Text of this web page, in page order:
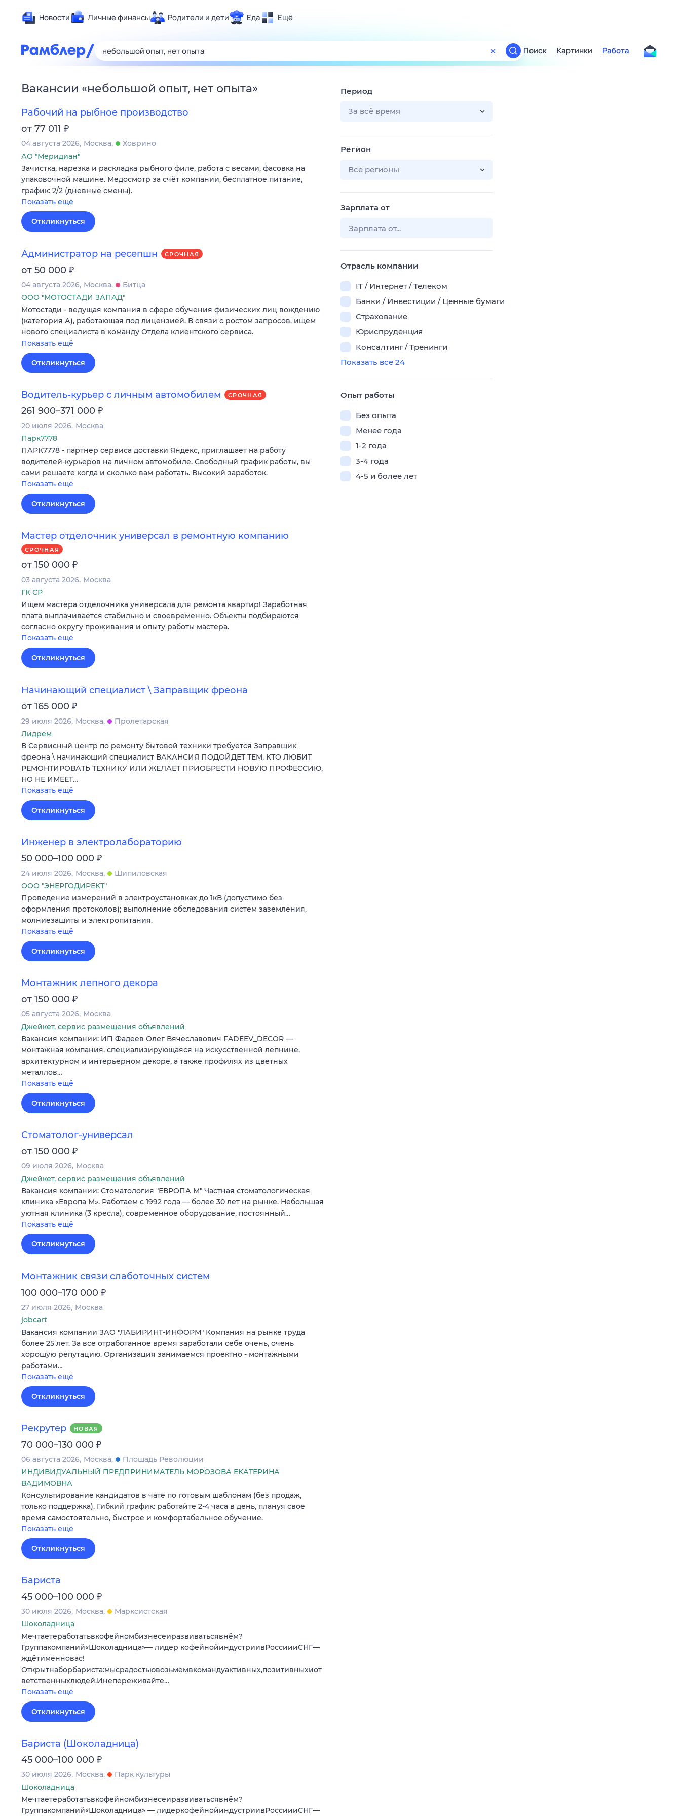
Новости Личные финансы Родители и дети Еда Ещё
Здоровье
Развлечения и отдых
Спорт
Карьера
Сберегаем вместе
Гороскопы
Поиск
ТВ-программа
Поиск Картинки Работа
Вакансии «небольшой опыт, нет опыта»
Рабочий на рыбное производство
от 77 011 ₽
04 августа 2026 Москва
Ховрино
АО "Меридиан"
Зачистка, нарезка и раскладка рыбного филе, работа с весами, фасовка на
упаковочной машине. Медосмотр за счёт компании, бесплатное питание,
график: 2/2 (дневные смены).
Показать ещё
Откликнуться
Администратор на ресепшн СРОЧНАЯ
от 50 000 ₽
04 августа 2026 Москва
Битца
ООО "МОТОСТАДИ ЗАПАД"
Мотостади - ведущая компания в сфере обучения физических лиц вождению
(категория А), работающая под лицензией. В связи с ростом запросов, ищем
нового специалиста в команду Отдела клиентского сервиса.
Показать ещё
Откликнуться
Водитель-курьер с личным автомобилем СРОЧНАЯ
261 900–371 000 ₽
20 июля 2026 Москва
Парк7778
ПАРК7778 - партнер сервиса доставки Яндекс, приглашает на работу
водителей-курьеров на личном автомобиле. Свободный график работы, вы
сами решаете когда и сколько вам работать. Высокий заработок.
Показать ещё
Откликнуться
Мастер отделочник универсал в ремонтную компанию
СРОЧНАЯ
от 150 000 ₽
03 августа 2026 Москва
ГК СР
Ищем мастера отделочника универсала для ремонта квартир! Заработная
плата выплачивается стабильно и своевременно. Объекты подбираются
согласно округу проживания и опыту работы мастера.
Показать ещё
Откликнуться
Начинающий специалист \ Заправщик фреона
от 165 000 ₽
29 июля 2026 Москва
Пролетарская
Лидрем
В Сервисный центр по ремонту бытовой техники требуется Заправщик
фреона \ начинающий специалист ВАКАНСИЯ ПОДОЙДЕТ ТЕМ, КТО ЛЮБИТ
РЕМОНТИРОВАТЬ ТЕХНИКУ ИЛИ ЖЕЛАЕТ ПРИОБРЕСТИ НОВУЮ ПРОФЕССИЮ,
НО НЕ ИМЕЕТ…
Показать ещё
Откликнуться
Инженер в электролабораторию
50 000–100 000 ₽
24 июля 2026 Москва
Шипиловская
ООО "ЭНЕРГОДИРЕКТ"
Проведение измерений в электроустановках до 1кВ (допустимо без
оформления протоколов); выполнение обследования систем заземления,
молниезащиты и электропитания.
Показать ещё
Откликнуться
Монтажник лепного декора
от 150 000 ₽
05 августа 2026 Москва
Джейкет, сервис размещения объявлений
Вакансия компании: ИП Фадеев Олег Вячеславович FADEEV_DECOR —
монтажная компания, специализирующаяся на искусственной лепнине,
архитектурном и интерьерном декоре, а также профилях из цветных
металлов…
Показать ещё
Откликнуться
Стоматолог-универсал
от 150 000 ₽
09 июля 2026 Москва
Джейкет, сервис размещения объявлений
Вакансия компании: Стоматология "ЕВРОПА М" Частная стоматологическая
клиника «Европа М». Работаем с 1992 года — более 30 лет на рынке. Небольшая
уютная клиника (3 кресла), современное оборудование, постоянный…
Показать ещё
Откликнуться
Монтажник связи слаботочных систем
100 000–170 000 ₽
27 июля 2026 Москва
jobcart
Вакансия компании ЗАО "ЛАБИРИНТ-ИНФОРМ" Компания на рынке труда
более 25 лет. За все отработанное время заработали себе очень, очень
хорошую репутацию. Организация занимаемся проектно - монтажными
работами…
Показать ещё
Откликнуться
Рекрутер НОВАЯ
70 000–130 000 ₽
06 августа 2026 Москва
Площадь Революции
ИНДИВИДУАЛЬНЫЙ ПРЕДПРИНИМАТЕЛЬ МОРОЗОВА ЕКАТЕРИНА
ВАДИМОВНА
Консультирование кандидатов в чате по готовым шаблонам (без продаж,
только поддержка). Гибкий график: работайте 2-4 часа в день, плануя свое
время самостоятельно, быстрое и комфортабельное обучение.
Показать ещё
Откликнуться
Бариста
45 000–100 000 ₽
30 июля 2026 Москва
Марксистская
Шоколадница
Мечтаетеработатьвкофейномбизнесеиразвиватьсявнём?
Группакомпаний«Шоколадница»— лидер кофейнойиндустриивРоссиииСНГ—
ждётименновас!
Открытнаборбариста:мысрадостьювозьмёмвкомандуактивных,позитивныхиот
ветственныхлюдей.Инепереживайте…
Показать ещё
Откликнуться
Бариста (Шоколадница)
45 000–100 000 ₽
30 июля 2026 Москва
Парк культуры
Шоколадница
Мечтаетеработатьвкофейномбизнесеиразвиватьсявнём?
Группакомпаний«Шоколадница» — лидеркофейнойиндустриивРоссиииСНГ—
Период
За всё время
Регион
Все регионы
Зарплата от
Отрасль компании
IT / Интернет / Телеком
Банки / Инвестиции / Ценные бумаги
Страхование
Юриспруденция
Консалтинг / Тренинги
Показать все 24
Опыт работы
Без опыта
Менее года
1-2 года
3-4 года
4-5 и более лет